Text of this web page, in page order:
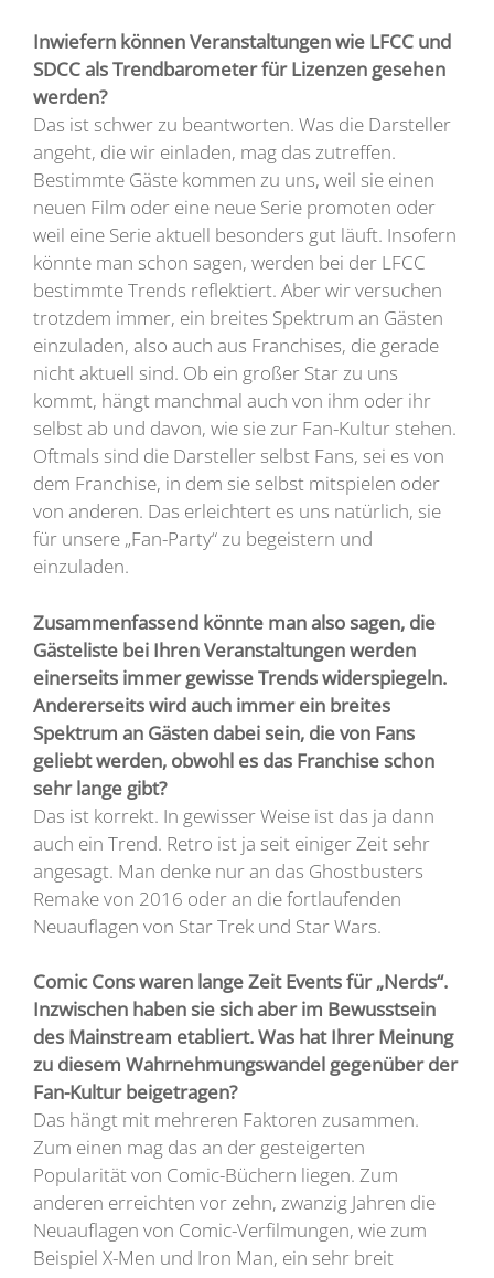
Inwiefern können Veranstaltungen wie LFCC und
SDCC als Trendbarometer für Lizenzen gesehen
werden?
Das ist schwer zu beantworten. Was die Darsteller
angeht, die wir einladen, mag das zutreffen.
Bestimmte Gäste kommen zu uns, weil sie einen
neuen Film oder eine neue Serie promoten oder
weil eine Serie aktuell besonders gut läuft. Insofern
könnte man schon sagen, werden bei der LFCC
bestimmte Trends reflektiert. Aber wir versuchen
trotzdem immer, ein breites Spektrum an Gästen
einzuladen, also auch aus Franchises, die gerade
nicht aktuell sind. Ob ein großer Star zu uns
kommt, hängt manchmal auch von ihm oder ihr
selbst ab und davon, wie sie zur Fan-Kultur stehen.
Oftmals sind die Darsteller selbst Fans, sei es von
dem Franchise, in dem sie selbst mitspielen oder
von anderen. Das erleichtert es uns natürlich, sie
für unsere „Fan-Party“ zu begeistern und
einzuladen.
Zusammenfassend könnte man also sagen, die
Gästeliste bei Ihren Veranstaltungen werden
einerseits immer gewisse Trends widerspiegeln.
Andererseits wird auch immer ein breites
Spektrum an Gästen dabei sein, die von Fans
geliebt werden, obwohl es das Franchise schon
sehr lange gibt?
Das ist korrekt. In gewisser Weise ist das ja dann
auch ein Trend. Retro ist ja seit einiger Zeit sehr
angesagt. Man denke nur an das Ghostbusters
Remake von 2016 oder an die fortlaufenden
Neuauflagen von Star Trek und Star Wars.
Comic Cons waren lange Zeit Events für „Nerds“.
Inzwischen haben sie sich aber im Bewusstsein
des Mainstream etabliert. Was hat Ihrer Meinung
zu diesem Wahrnehmungswandel gegenüber der
Fan-Kultur beigetragen?
Das hängt mit mehreren Faktoren zusammen.
Zum einen mag das an der gesteigerten
Popularität von Comic-Büchern liegen. Zum
anderen erreichten vor zehn, zwanzig Jahren die
Neuauflagen von Comic-Verfilmungen, wie zum
Beispiel X-Men und Iron Man, ein sehr breit